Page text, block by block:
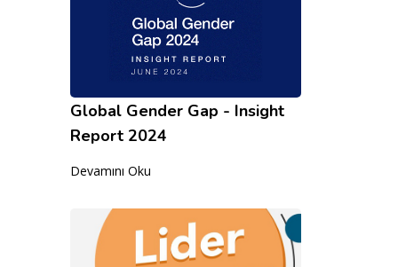
Global Gender Gap - Insight
Report 2024
Devamını Oku